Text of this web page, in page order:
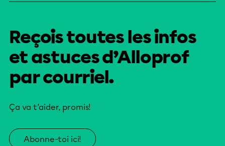
Reçois toutes les infos
et astuces d’Alloprof
par courriel.
Ça va t’aider, promis!
Abonne-toi ici!